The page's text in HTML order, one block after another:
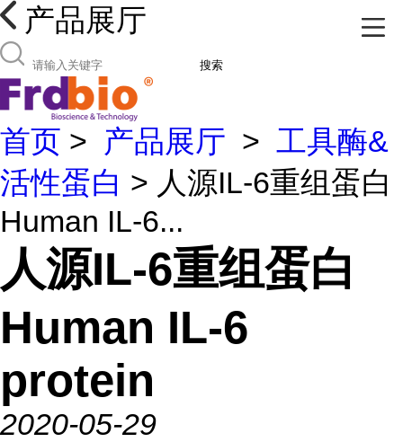
产品展厅
搜索
首页 > 产品展厅 > 工具酶&
活性蛋白 > 人源IL-6重组蛋白
Human IL-6...
人源IL-6重组蛋白
Human IL-6
protein
2020-05-29